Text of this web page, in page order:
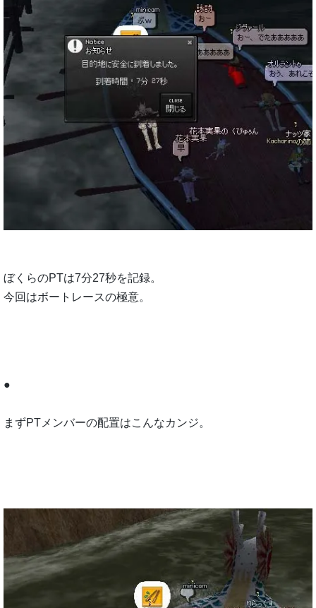
ぼくらのPTは7分27秒を記録。
今回はボートレースの極意。
●
まずPTメンバーの配置はこんなカンジ。